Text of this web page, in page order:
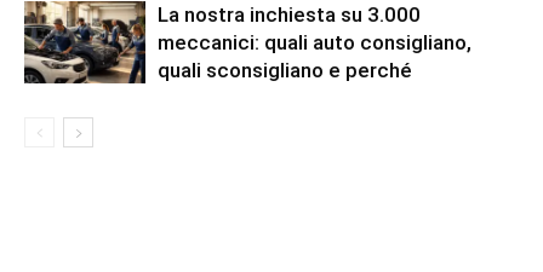
La nostra inchiesta su 3.000
meccanici: quali auto consigliano,
quali sconsigliano e perché